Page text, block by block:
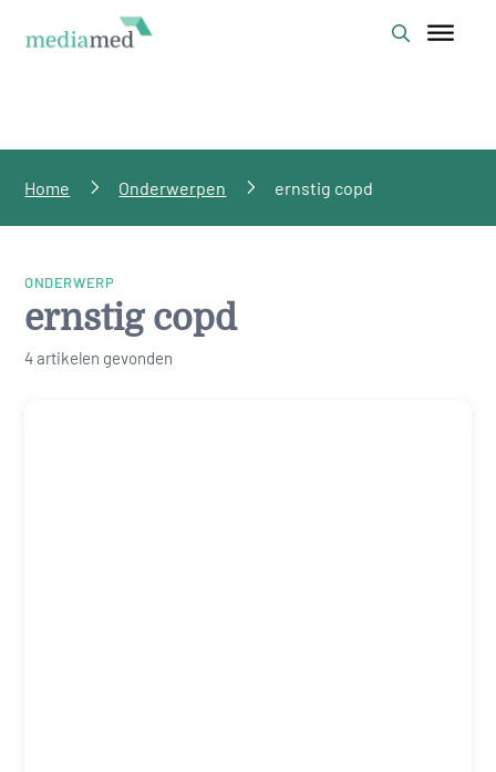
Home Onderwerpen ernstig copd
ONDERWERP
ernstig copd
4 artikelen gevonden